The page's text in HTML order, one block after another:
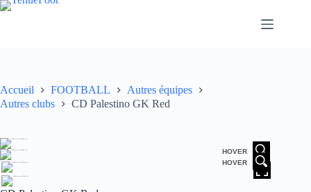
Passer
Accueil FOOTBALL
Autres équipes
Autres clubs
CD Palestino GK Red
HOVER
HOVER